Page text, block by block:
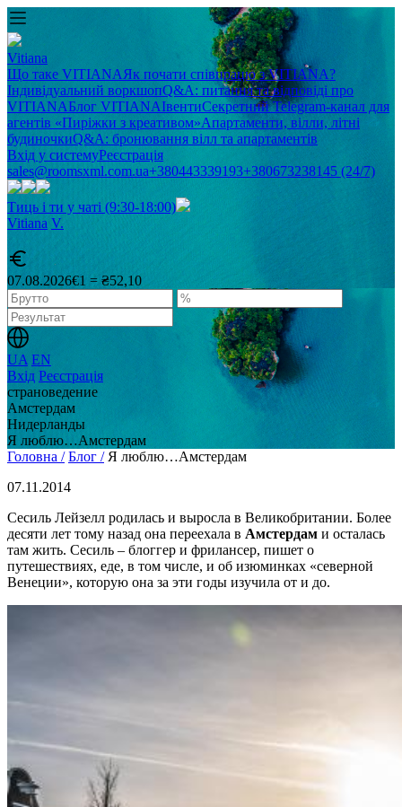
Vitiana
Що таке VITIANAЯк почати співпрацю з VITIANA?
Індивідуальний воркшопQ&A: питання та відповіді про
VITIANAБлог VITIANAІвентиСекретний Telegram-канал для
агентів «Пиріжки з креативом»Апартаменти, вілли, літні
будиночкиQ&A: бронювання вілл та апартаментів
Вхід у системуРеєстрація
sales@roomsxml.com.ua+380443339193+380673238145 (24/7)
Тиць і ти у чаті (9:30-18:00)
Vitiana V.
07.08.2026€1 = ₴52,10
UA EN
Вхід Реєстрація
cтрановедение
Амстердам
Нидерланды
Я люблю…Амстердам
Головна / Блог / Я люблю…Амстердам
07.11.2014
Сесиль Лейзелл родилась и выросла в Великобритании. Более
десяти лет тому назад она переехала в Амстердам и осталась
там жить. Сесиль – блоггер и фрилансер, пишет о
путешествиях, еде, в том числе, и об изюминках «северной
Венеции», которую она за эти годы изучила от и до.